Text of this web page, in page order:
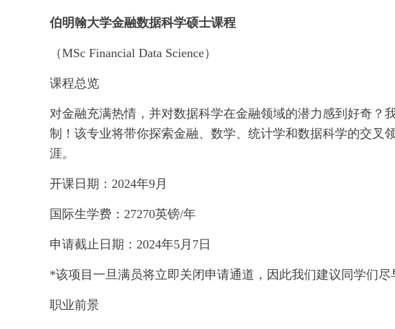
伯明翰大学金融数据科学硕士课程
（MSc Financial Data Science）
课程总览
对金融充满热情，并对数据科学在金融领域的潜力感到好奇？
制！该专业将带你探索金融、数学、统计学和数据科学的交叉
涯。
开课日期：2024年9月
国际生学费：27270英镑/年
申请截止日期：2024年5月7日
*该项目一旦满员将立即关闭申请通道，因此我们建议同学们尽
职业前景